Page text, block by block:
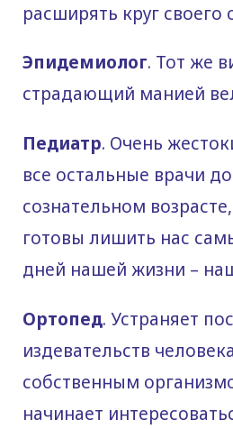
расширять круг
Эпидемиолог. Тот же
страдающий манией
Педиатр. Очень
все остальные врачи
сознательном
готовы лишить нас
дней нашей жизни –
Ортопед. Устраняет
издевательств
собственным
начинает